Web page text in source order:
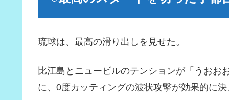
琉球は、最高の滑り出しを見せた。
比江島とニュービルのテンションが「うおお
に、0度カッティングの波状攻撃が効果的に